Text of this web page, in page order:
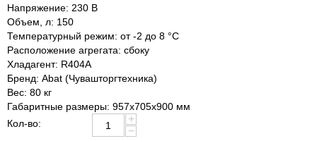
Напряжение: 230 В
Объем, л: 150
Температурный режим: от -2 до 8 °С
Расположение агрегата: сбоку
Хладагент: R404A
Бренд: Abat (Чувашторгтехника)
Вес: 80 кг
Габаритные размеры: 957х705х900 мм
Кол-во:
+
−